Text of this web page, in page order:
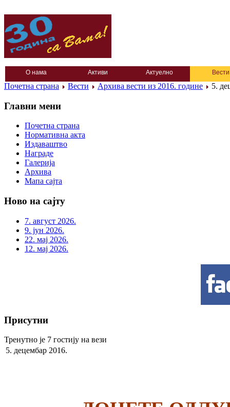
О нама Активи Актуелно Вести
Почетна страна Вести Архива вести из 2016. године 5.
Главни мени
Почетна страна
Нормативна акта
Издаваштво
Награде
Галерија
Архива
Мапа сајта
Ново на сајту
7. август 2026.
9. јун 2026.
22. мај 2026.
12. мај 2026.
Присутни
Тренутно је 7 гостију на вези
5. децембар 2016.